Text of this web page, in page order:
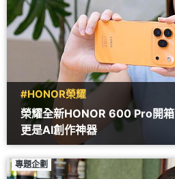
#HONOR榮耀
榮耀全新HONOR 600 Pro開
更是AI創作神器
專題企劃